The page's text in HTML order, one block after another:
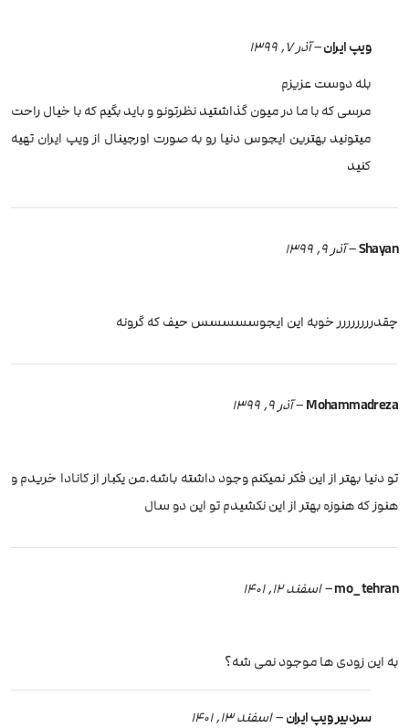
ویپ ایران–آذر 7, 1399
بله دوست عزیزم
مرسی که با ما در میون گذاشتید نظرتونو و باید بگیم که با خیال راحت
میتونید بهترین ایجوس دنیا رو به صورت اورجینال از ویپ ایران تهیه
کنید
Shayan
–آذر 9, 1399
چقدرررررررر خوبه این ایجوسسسسس حیف که گرونه
Mohammadreza
–آذر 9, 1399
تو دنیا بهتر از این فکر نمیکنم وجود داشته باشه.من یکبار از کانادا خریدم و
هنوز که هنوزه بهتر از این نکشیدم تو این دو سال
mo_tehran
– اسفند 12, 1401
به این زودی ها موجود نمی شه؟
سردبیر ویپ ایران– اسفند 13, 1401